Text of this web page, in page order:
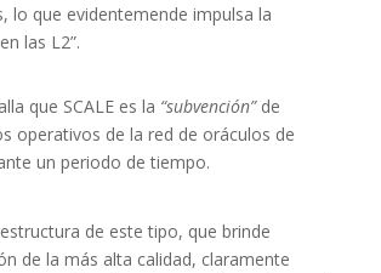
lo que evidentemende impulsa la
las L2”.
que SCALE es la “subvención”de
operativos de la red de oráculos de
un periodo de tiempo.
de este tipo, que brinde
de la más alta calidad, claramente